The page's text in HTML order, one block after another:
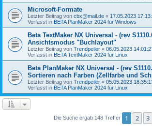
Microsoft-Formate
Letzter Beitrag von cbx@mail.de « 17.05.2023
Verfasst in BETA PlanMaker 2024 für Windows
Beta TextMaker NX Universal - (rev
Ansichtsmodus "Buchlayout"
Letzter Beitrag von Trendpeiler « 06.05.2023
Verfasst in BETA TextMaker 2024 für Linux
Beta PlanMaker NX Universal - (rev
Sortieren nach Farben (Zellfarbe und
Letzter Beitrag von Trendpeiler « 05.05.2023
Verfasst in BETA PlanMaker 2024 für Linux
Die Suche ergab 148 Treffer 1 2 3